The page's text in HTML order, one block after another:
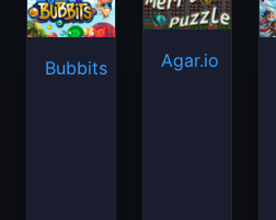
Bubbits Agar.io